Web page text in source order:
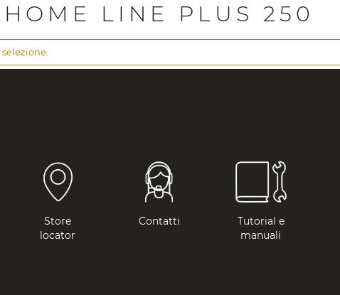
HOME LINE PLUS 250
Store
locator
Contatti
Tutorial e
manuali